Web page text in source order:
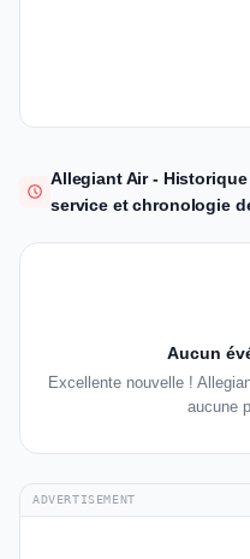
Allegiant Air -
service et chronologie
Aucun
Excellente nouvelle !
aucune
ADVERTISEMENT